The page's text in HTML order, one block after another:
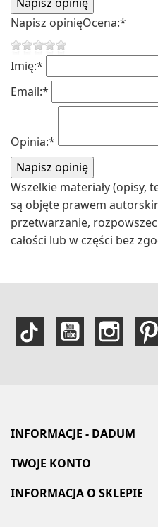
Napisz opinięOcena:*
Imię:*
Email:*
Opinia:*
Wszelkie materiały (opisy,
są objęte prawem
przetwarzanie,
całości lub w części bez
INFORMACJE - DADUM
TWOJE KONTO
INFORMACJA O SKLEPIE